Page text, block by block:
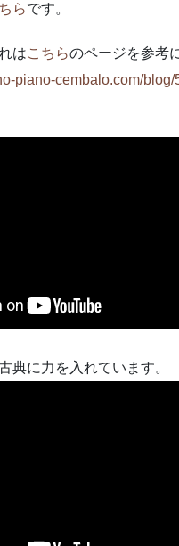
らです。
はこちらのページを参考
piano-cembalo.com/blog/
典に力を入れています。